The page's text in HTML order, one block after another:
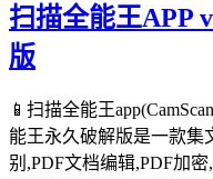
扫描全能王APP
版
📱扫描全能王
能王永久破解版是一款集
别,PDF文档编辑,PDF加